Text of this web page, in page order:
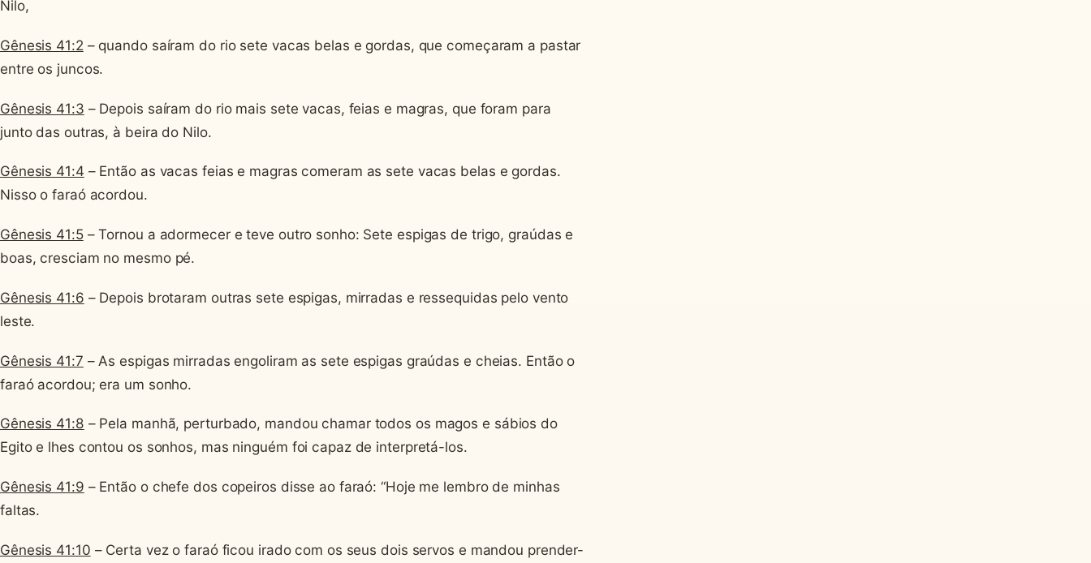
Nilo,
Gênesis 41:2 – quando saíram do rio sete vacas belas e gordas, que começaram a pastar
entre os juncos.
Gênesis 41:3 – Depois saíram do rio mais sete vacas, feias e magras, que foram para
junto das outras, à beira do Nilo.
Gênesis 41:4 – Então as vacas feias e magras comeram as sete vacas belas e gordas.
Nisso o faraó acordou.
Gênesis 41:5– Tornou a adormecer e teve outro sonho: Sete espigas de trigo, graúdas e
boas, cresciam no mesmo pé.
Gênesis 41:6 – Depois brotaram outras sete espigas, mirradas e ressequidas pelo vento
leste.
Gênesis 41:7 – As espigas mirradas engoliram as sete espigas graúdas e cheias. Então o
faraó acordou; era um sonho.
Gênesis 41:8 – Pela manhã, perturbado, mandou chamar todos os magos e sábios do
Egito e lhes contou os sonhos, mas ninguém foi capaz de interpretá-los.
Gênesis 41:9 – Então o chefe dos copeiros disse ao faraó: “Hoje me lembro de minhas
faltas.
Gênesis 41:10 – Certa vez o faraó ficou irado com os seus dois servos e mandou prender-